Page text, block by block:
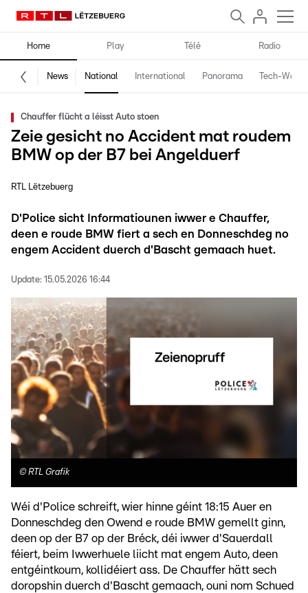
Home Play Télé Radio
News National International Panorama Tech-World
Chauffer flücht a léisst Auto stoen
Zeie gesicht no Accident mat roudem
BMW op der B7 bei Angelduerf
RTL Lëtzebuerg
D'Police sicht Informatiounen iwwer e Chauffer,
deen e roude BMW fiert a sech en Donneschdeg no
engem Accident duerch d'Bascht gemaach huet.
Update: 15.05.2026 16:44
© RTL Grafik
Wéi d'Police schreift, wier hinne géint 18:15 Auer en
Donneschdeg den Owend e roude BMW gemellt ginn,
deen op der B7 op der Bréck, déi iwwer d'Sauerdall
féiert, beim Iwwerhuele liicht mat engem Auto, deen
entgéintkoum, kollidéiert ass. De Chauffer hätt sech
doropshin duerch d'Bascht gemaach, ouni nom Schued